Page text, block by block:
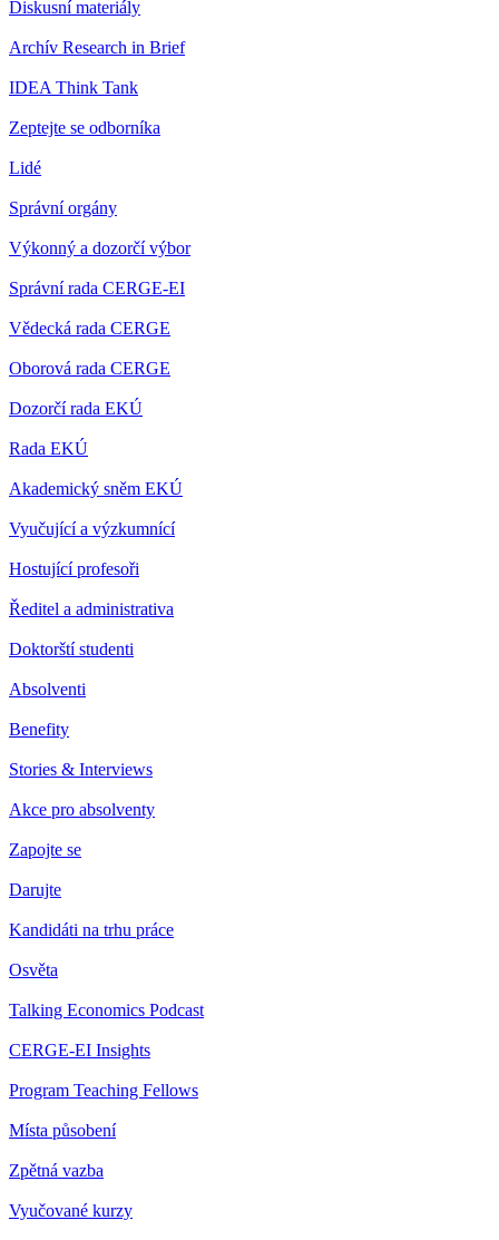
Diskusní materiály
Archív Research in Brief
IDEA Think Tank
Zeptejte se odborníka
Lidé
Správní orgány
Výkonný a dozorčí výbor
Správní rada CERGE-EI
Vědecká rada CERGE
Oborová rada CERGE
Dozorčí rada EKÚ
Rada EKÚ
Akademický sněm EKÚ
Vyučující a výzkumnící
Hostující profesoři
Ředitel a administrativa
Doktorští studenti
Absolventi
Benefity
Stories & Interviews
Akce pro absolventy
Zapojte se
Darujte
Kandidáti na trhu práce
Osvěta
Talking Economics Podcast
CERGE-EI Insights
Program Teaching Fellows
Místa působení
Zpětná vazba
Vyučované kurzy